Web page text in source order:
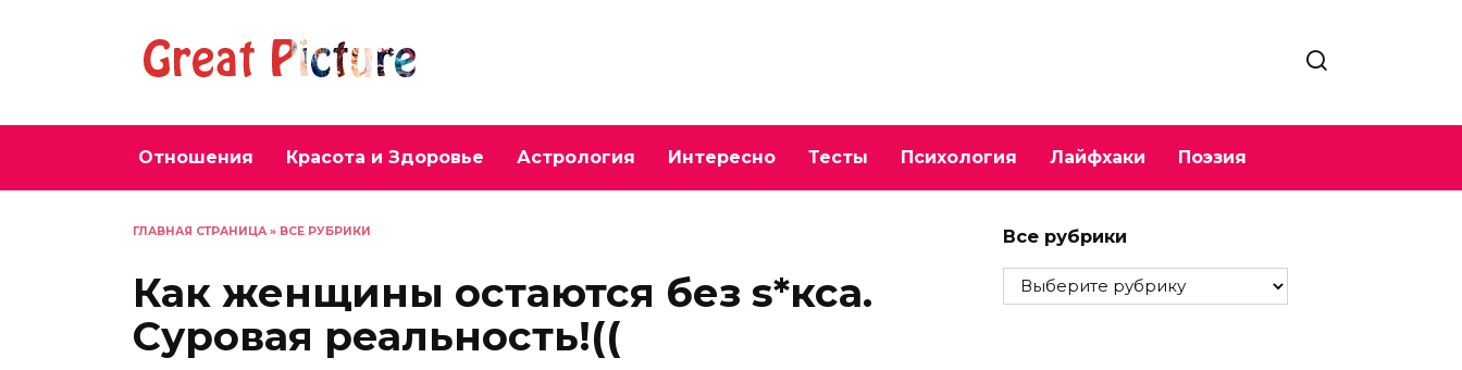
Отношения Красота и Здоровье Астрология Интересно Тесты Психология Лайфхаки Поэзия
ГЛАВНАЯ СТРАНИЦА » ВСЕ РУБРИКИ
Как женщины остаются без s*кса.
Суровая реальность!((
Все рубрики
Все
рубрики